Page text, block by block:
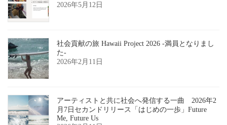
2026年5月12日
社会貢献の旅 Hawaii Project 2026 -満員となりまし
た-
2026年2月11日
アーティストと共に社会へ発信する一曲 2026年2
月7日セカンドリリース「はじめの一歩」Future
Me, Future Us